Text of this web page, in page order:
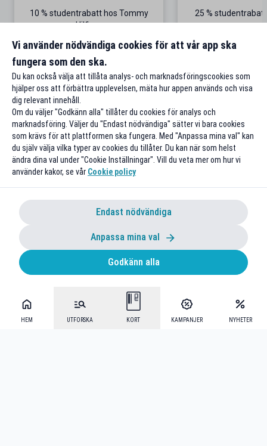
HEM UTFORSKA KORT KAMPANJER NYHETER
10 % studentrabatt hos Tommy
Hilfiger
Gäller på ordinarie pris
Till rabatten
25 %
Vi använder nödvändiga cookies för att vår app ska
fungera som den ska.
Du kan också välja att tillåta analys- och marknadsföringscookies som
hjälper oss att förbättra upplevelsen, mäta hur appen används och visa
dig relevant innehåll.
Om du väljer "Godkänn alla" tillåter du cookies för analys och
marknadsföring. Väljer du "Endast nödvändiga" sätter vi bara cookies
som krävs för att plattformen ska fungera. Med "Anpassa mina val" kan
du själv välja vilka typer av cookies du tillåter. Du kan när som helst
ändra dina val under "Cookie Inställningar". Vill du veta mer om hur vi
använder kakor, se vår Cookie policy
Endast nödvändiga
Anpassa mina val
Godkänn alla